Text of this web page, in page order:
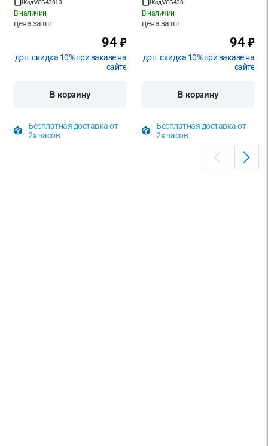
Код:VGG43013
В наличии
цена за шт
94 ₽
доп. скидка 10% при заказе на
сайте
В корзину
Бесплатная доставка от
2х часов
Код:VGG430
В наличии
цена за шт
94 ₽
доп. скидка 10% при заказе на
сайте
В корзину
Бесплатная доставка от
2х часов